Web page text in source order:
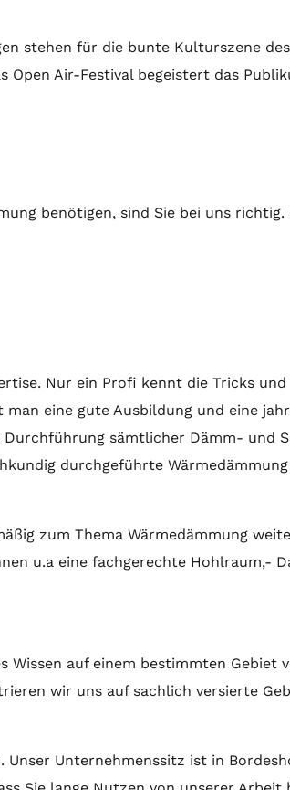
stehen für die bunte Kulturszene
Air-Festival begeistert das
benötigen, sind Sie bei uns richtig.
Nur ein Profi kennt die Tricks
eine gute Ausbildung und eine
sämtlicher Dämm- und
durchgeführte
zum Thema Wärmedämmung
u.a eine fachgerechte Hohlraum,-
auf einem bestimmten Gebiet
wir uns auf sachlich versierte
Unternehmenssitz ist in